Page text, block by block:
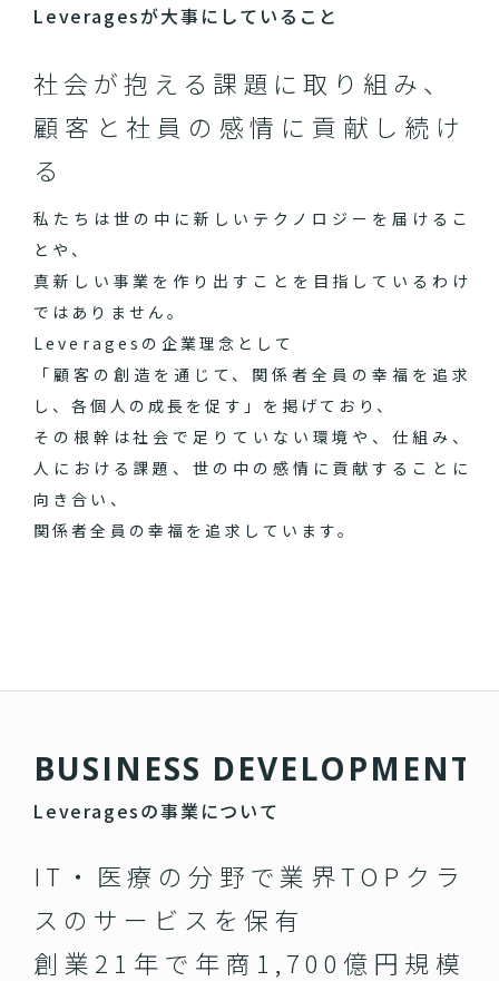
Leveragesが大事にしていること
社会が抱える課題に取り組み、
顧客と社員の感情に貢献し続け
る
私たちは世の中に新しいテクノロジーを届けるこ
とや、
真新しい事業を作り出すことを目指しているわけ
ではありません。
Leveragesの企業理念として
「顧客の創造を通じて、関係者全員の幸福を追求
し、各個人の成長を促す」を掲げており、
その根幹は社会で足りていない環境や、仕組み、
人における課題、世の中の感情に貢献することに
向き合い、
関係者全員の幸福を追求しています。
BUSIN ESS DEVELOPM ENT
Leveragesの事業について
IT・医療の分野で業界TOPクラ
スのサービスを保有
創業21年で年商1,700億円規模